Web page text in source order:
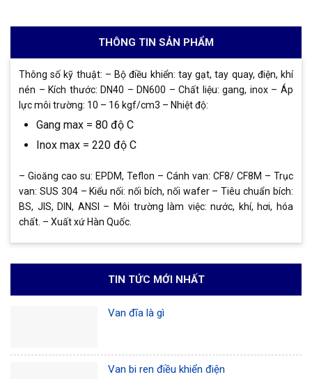
THÔNG TIN SẢN PHẨM
Thông số kỹ thuật: – Bộ điều khiển: tay gạt, tay quay, điện, khí
nén – Kích thước: DN40 – DN600 – Chất liệu: gang, inox – Áp
lực môi trường: 10 – 16 kgf/cm3 – Nhiệt độ:
Gang max = 80 độ C
Inox max = 220 độ C
– Gioăng cao su: EPDM, Teflon – Cánh van: CF8/ CF8M – Trục
van: SUS 304 – Kiểu nối: nối bích, nối wafer – Tiêu chuẩn bích:
BS, JIS, DIN, ANSI – Môi trường làm việc: nước, khí, hơi, hóa
chất. – Xuất xứ Hàn Quốc.
TIN TỨC MỚI NHẤT
Van đĩa là gì
Van bi ren điều khiển điện